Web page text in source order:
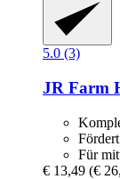
5.0 (3)
JR Farm
Für
€ 13,49 (€